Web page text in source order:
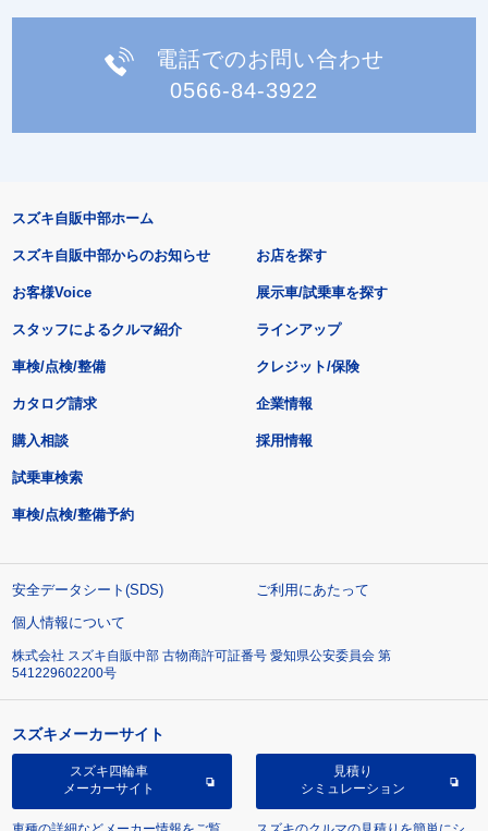
電話でのお問い合わせ
0566-84-3922
スズキ自販中部ホーム
スズキ自販中部からのお知らせ
お客様Voice
スタッフによるクルマ紹介
お店を探す
展示車/試乗車を探す
ラインアップ
車検/点検/整備 クレジット/保険
カタログ請求
購入相談
試乗車検索
車検/点検/整備予約
企業情報
採用情報
安全データシート(SDS)
ご利用にあたって
個人情報について
株式会社 スズキ自販中部 古物商許可証番号 愛知県公安委員会 第
541229602200号
スズキメーカーサイト
スズキ四輪車
メーカーサイト
見積り
シミュレーション